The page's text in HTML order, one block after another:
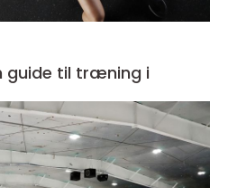
guide til træning i